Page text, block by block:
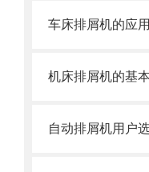
机床排屑机的基